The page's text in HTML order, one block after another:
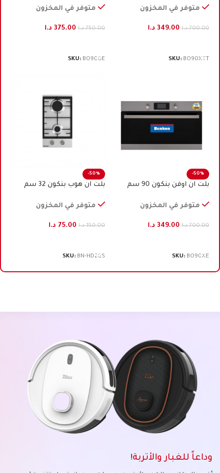
متوفر في المخزون
700.00 د.ا 349.00 د.ا
SKU: BO90XTT
متوفر في المخزون
750.00 د.ا 375.00 د.ا
SKU: BO90GE
-50%
بلت ان اوفن بنكون 90 ﺳﻢ
متوفر في المخزون
700.00 د.ا 349.00 د.ا
SKU: BO90XE
-50%
بلت ان هوب بنكون 32 سم
متوفر في المخزون
150.00 د.ا 75.00 د.ا
SKU: BN-HD2GS
وداعاً للغبار والأتربة!